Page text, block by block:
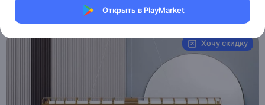
Открыть в PlayMarket
MXM6029432574
Хочу скидку